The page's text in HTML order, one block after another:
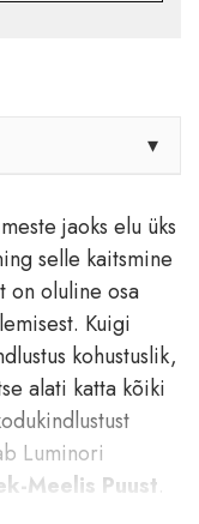
▾
jaoks elu üks
selle kaitsmine
on oluline osa
Kuigi
kohustuslik,
alati katta kõiki
Luminori
Meelis Puust